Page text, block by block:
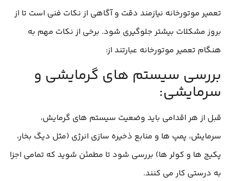
تعمیر موتورخانه نیازمند دقت و آگاهی از نکات فنی است تا از
بروز مشکلات بیشتر جلوگیری شود. برخی از نکات مهم به
هنگام تعمیر موتورخانه عبارتند از:
بررسی سیستم‌ های گرمایشی و
سرمایشی:
قبل از هر اقدامی باید وضعیت سیستم‌ های گرمایش،
سرمایش، پمپ‌ ها و منابع ذخیره‌ سازی انرژی (مثل دیگ بخار،
پکیج‌ ها و کولر ها) بررسی شود تا مطمئن شوید که تمامی اجزا
به درستی کار می‌ کنند.